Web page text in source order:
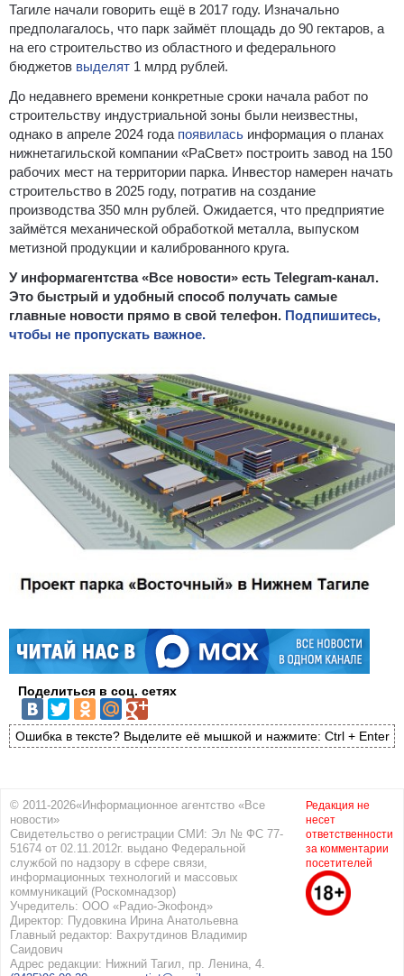
Тагиле начали говорить ещё в 2017 году. Изначально
предполагалось, что парк займёт площадь до 90 гектаров, а
на его строительство из областного и федерального
бюджетов выделят 1 млрд рублей.
До недавнего времени конкретные сроки начала работ по
строительству индустриальной зоны были неизвестны,
однако в апреле 2024 года появилась информация о планах
нижнетагильской компании «РаСвет» построить завод на 150
рабочих мест на территории парка. Инвестор намерен начать
строительство в 2025 году, потратив на создание
производства 350 млн рублей. Ожидается, что предприятие
займётся механической обработкой металла, выпуском
метизной продукции и калиброванного круга.
У информагентства «Все новости» есть Telegram-канал.
Это быстрый и удобный способ получать самые
главные новости прямо в свой телефон. Подпишитесь,
чтобы не пропускать важное.
Поделиться в соц. сетях
Ошибка в тексте? Выделите её мышкой и нажмите: Ctrl + Enter
© 2011-2026«Информационное агентство «Все
новости»
Свидетельство о регистрации СМИ: Эл № ФС 77-
51674 от 02.11.2012г. выдано Федеральной
службой по надзору в сфере связи,
информационных технологий и массовых
коммуникаций (Роскомнадзор)
Учредитель: ООО «Радио-Экофонд»
Директор: Пудовкина Ирина Анатольевна
Главный редактор: Вахрутдинов Владимир
Саидович
Адрес редакции: Нижний Тагил, пр. Ленина, 4.
Редакция не
несет
ответственности
за комментарии
посетителей